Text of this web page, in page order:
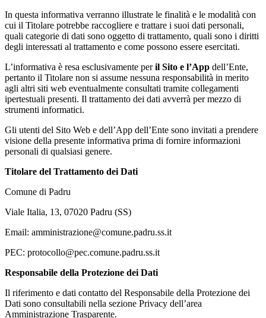
In questa informativa verranno illustrate le finalità e le modalità con
cui il Titolare potrebbe raccogliere e trattare i suoi dati personali,
quali categorie di dati sono oggetto di trattamento, quali sono i diritti
degli interessati al trattamento e come possono essere esercitati.
L’informativa è resa esclusivamente peril Sito e l’App dell’Ente,
pertanto il Titolare non si assume nessuna responsabilità in merito
agli altri siti web eventualmente consultati tramite collegamenti
ipertestuali presenti. Il trattamento dei dati avverrà per mezzo di
strumenti informatici.
Gli utenti del Sito Web e dell’App dell’Ente sono invitati a prendere
visione della presente informativa prima di fornire informazioni
personali di qualsiasi genere.
Titolare del Trattamento dei Dati
Comune di Padru
Viale Italia, 13, 07020 Padru (SS)
Email: amministrazione@comune.padru.ss.it
PEC: protocollo@pec.comune.padru.ss.it
Responsabile della Protezione dei Dati
Il riferimento e dati contatto del Responsabile della Protezione dei
Dati sono consultabili nella sezione Privacy dell’area
Amministrazione Trasparente.